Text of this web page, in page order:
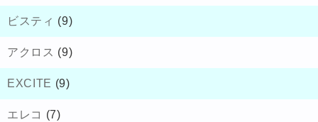
ビスティ (9)
アクロス (9)
EXCITE (9)
エレコ (7)